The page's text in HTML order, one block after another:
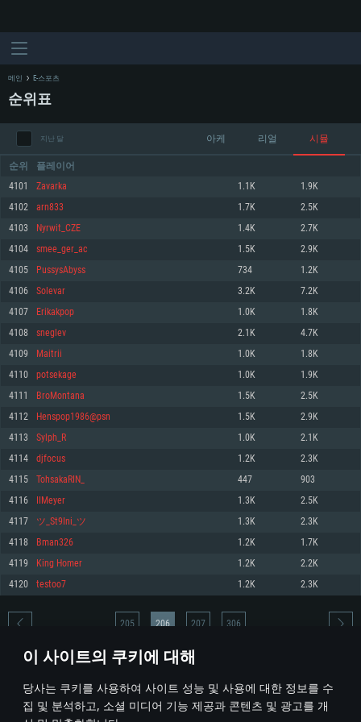
이 사이트의 쿠키에 대해
당사는 쿠키를 사용하여 사이트 성능 및 사용에 대한 정보를 수
집 및 분석하고, 소셜 미디어 기능 제공과 콘텐츠 및 광고를 개
최소사양
운영체제: Windows 10 (64 bit)
프로세서: 2.2 GHz 듀얼코어 이상
메모리: 4GB
그래픽 카드: DirectX 11 이상을 지원하는 AMD Radeon 77XX / NVIDIA
GeForce GT 660. 최소 사양 해상도: 720p
네트워크: 브로드밴드 인터넷
여유 저장 공간: 22.1 GB (최소 클라이언트)
권장 사양
570 혹은 그 이상
여유 저장 공간: 62.2 GB (전체 클라이언트)
최소사양
운영체제: Mac OS Big Sur 11.0
프로세서: 최소 2.2 GHz의 Core i5 (Intel Xeon 은 지원하지 않습니다)
메모리: 6 GB
그래픽 카드: Metal 을 지원하는 Intel Iris Pro 5200 (Mac), 혹은 이와 비슷한 성
능을 가지는 Mac 버전의 AMD/Nvidia. 최소 해상도: 720p
네트워크: 브로드밴드 인터넷
여유 저장 공간: 22.1 GB (최소 클라이언트)
권장 사양
네트워크: 브로드밴드 인터넷
여유 저장 공간: 62.2 GB (전체 클라이언트)
최소사양
운영체제: 64bit Linux 중 최신 버전
프로세서: 2.4 GHz 듀얼코어
메모리: 4 GB
그래픽 카드: Vulkan 을 지원하고, 최신 그래픽 드라이버를 지원하는 NVIDIA
660 (6개월 미만) 혹은 그와 동급의 성능을 가지며 최신 그래픽 드라이버를 지
원하는 AMD (6개월 미만; 최소사양 지원 해상도 720p)
네트워크: 브로드밴드 인터넷
여유 저장 공간: 22.1 GB (최소 클라이언트)
권장 사양
운영체제: Ubuntu 20.04 64bit
프로세서: Intel Core i7
메모리: 16 GB
그래픽 카드: Vulkan 을 지원하고, 최신 그래픽 드라이버를 지원하는 NVIDIA
1060 (6개월 미만) 혹은 그와 동급의 성능을 가지며 최신 그래픽 드라이버를
지원하는 AMD RX 570 (6개월 미만; 최소사양 지원 해상도 720p) 이상
여유 저장 공간: 62.2 GB (전체 클라이언트)
메인 E-스포츠
순위표
지난 달 아케 리얼 시뮬
순위 플레이어
4101 Zavarka 1.1K 1.9K
4102 arn833 1.7K 2.5K
4103 Nyrwit_CZE 1.4K 2.7K
4104 smee_ger_ac 1.5K 2.9K
4105 РussуsАbуss 734 1.2K
4106 Solevar 3.2K 7.2K
4107 Erikakpop 1.0K 1.8K
4108 sneglev 2.1K 4.7K
4109 Maitrii 1.0K 1.8K
4110 potsekage 1.0K 1.9K
4111 BroMontana 1.5K 2.5K
4112 Henspop1986@psn 1.5K 2.9K
4113 Sylph_R 1.0K 2.1K
4114 djfocus 1.2K 2.3K
4115 TohsakaRIN_ 447 903
4116 IIMeyer 1.3K 2.5K
4117 ツ_St9Ini_ツ 1.3K 2.3K
4118 Bman326 1.2K 1.7K
4119 King Homer 1.2K 2.2K
4120 testoo7 1.2K 2.3K
* 순위표는 매일 1회 갱신됩니다
205 206 207 306